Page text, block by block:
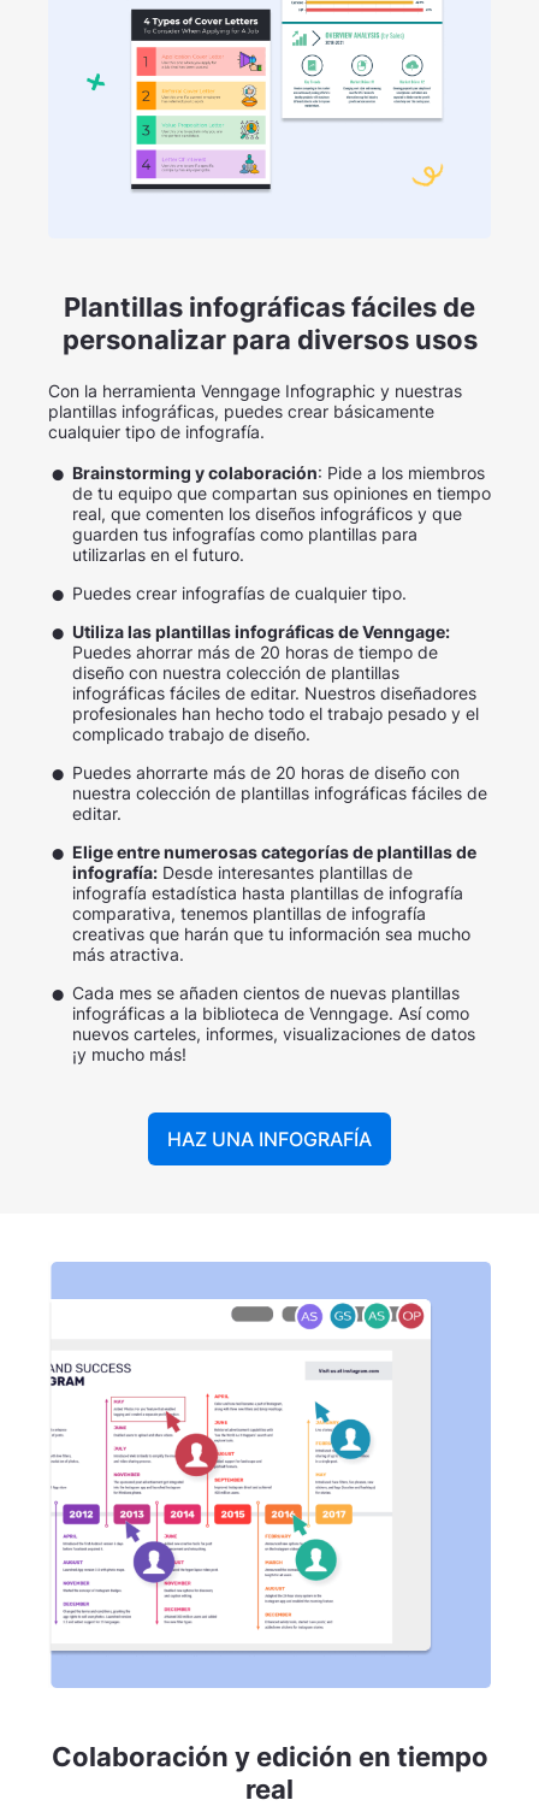
Plantillas infográficas fáciles de
personalizar para diversos usos
Con la herramienta Venngage Infographic y nuestras
plantillas infográficas, puedes crear básicamente
cualquier tipo de infografía.
Brainstorming y colaboración: Pide a los miembros
de tu equipo que compartan sus opiniones en tiempo
real, que comenten los diseños infográficos y que
guarden tus infografías como plantillas para
utilizarlas en el futuro.
Puedes crear infografías de cualquier tipo.
Utiliza las plantillas infográficas de Venngage:
Puedes ahorrar más de 20 horas de tiempo de
diseño con nuestra colección de plantillas
infográficas fáciles de editar. Nuestros diseñadores
profesionales han hecho todo el trabajo pesado y el
complicado trabajo de diseño.
Puedes ahorrarte más de 20 horas de diseño con
nuestra colección de plantillas infográficas fáciles de
editar.
Elige entre numerosas categorías de plantillas de
infografía: Desde interesantes plantillas de
infografía estadística hasta plantillas de infografía
comparativa, tenemos plantillas de infografía
creativas que harán que tu información sea mucho
más atractiva.
Cada mes se añaden cientos de nuevas plantillas
infográficas a la biblioteca de Venngage. Así como
nuevos carteles, informes, visualizaciones de datos
¡y mucho más!
HAZ UNA INFOGRAFÍA
Colaboración y edición en tiempo
real